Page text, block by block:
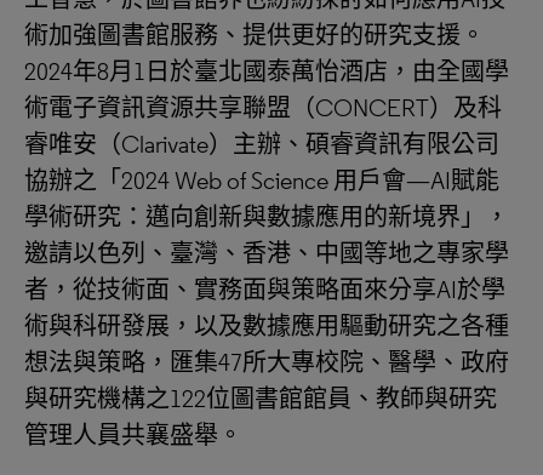
術加強圖書館服務、提供更好的研究支援。
2024年8月1日於臺北國泰萬怡酒店，由全國學
術電子資訊資源共享聯盟（CONCERT）及科
睿唯安（Clarivate）主辦、碩睿資訊有限公司
協辦之「2024 Web of Science 用戶會—AI賦能
學術研究：邁向創新與數據應用的新境界」，
邀請以色列、臺灣、香港、中國等地之專家學
者，從技術面、實務面與策略面來分享AI於學
術與科研發展，以及數據應用驅動研究之各種
想法與策略，匯集47所大專校院、醫學、政府
與研究機構之122位圖書館館員、教師與研究
管理人員共襄盛舉。